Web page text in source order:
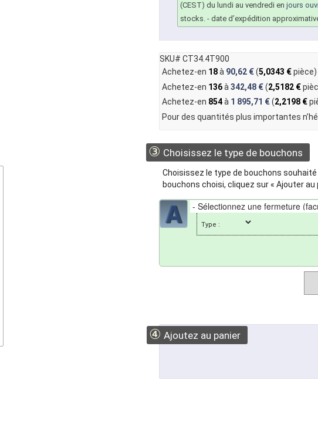
(CEST) du lundi au vendredi enjours
stocks. - date d’expédition
SKU# CT34.4T900
Achetez-en 18à 90,62 €(5,0343 €pièce)
Achetez-en 136à 342,48 €(2,5182 €
Achetez-en 854à 1 895,71 €(2,2198 €
Pour des quantités plus importantes
③ Choisissez le type de bouchons
Choisissez le type de bouchons
bouchons choisi, cliquez sur « Ajouter au
Type :
④ Ajoutez au panier